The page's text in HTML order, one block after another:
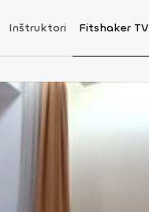
Inštruktori Fitshaker TV